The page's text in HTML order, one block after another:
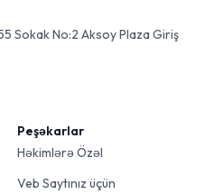
Sokak No:2 Aksoy Plaza Giriş
Peşəkarlar
Həkimlərə Özəl
Veb Saytınız üçün